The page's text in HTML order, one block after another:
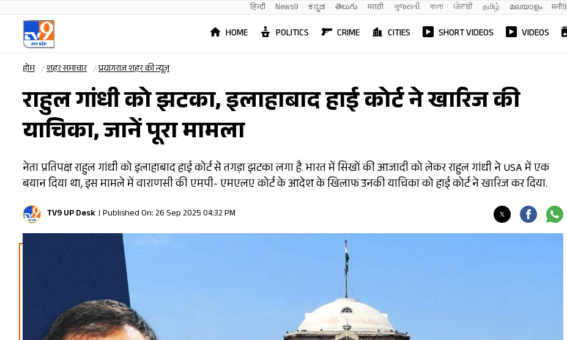
हिन्दी News9 ಕನ್ನಡ తెలుగు मराठी ગુજરાતી বাংলা ਪੰਜਾਬੀ தமிழ் മലയാളം मनी9
HOME POLITICS CRIME CITIES SHORT VIDEOS VIDEOS
होम शहर समाचार प्रयागराज शहर की न्यूज़
राहुल गांधी को झटका, इलाहाबाद हाई कोर्ट ने खारिज की
याचिका, जानें पूरा मामला
नेता प्रतिपक्ष राहुल गांधी को इलाहाबाद हाई कोर्ट से तगड़ा झटका लगा है. भारत में सिखों की आजादी को लेकर राहुल गांधी ने USA में एक
बयान दिया था, इस मामले में वाराणसी की एमपी- एमएलए कोर्ट के आदेश के खिलाफ उनकी याचिका को हाई कोर्ट ने खारिज कर दिया.
TV9 UP Desk Published On: 26 Sep 2025 04:32 PM